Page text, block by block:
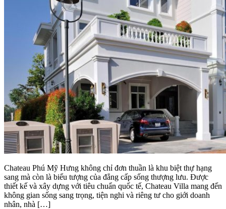
Chateau Phú Mỹ Hưng không chỉ đơn thuần là khu biệt thự hạng
sang mà còn là biểu tượng của đẳng cấp sống thượng lưu. Được
thiết kế và xây dựng với tiêu chuẩn quốc tế, Chateau Villa mang đến
không gian sống sang trọng, tiện nghi và riêng tư cho giới doanh
nhân, nhà […]